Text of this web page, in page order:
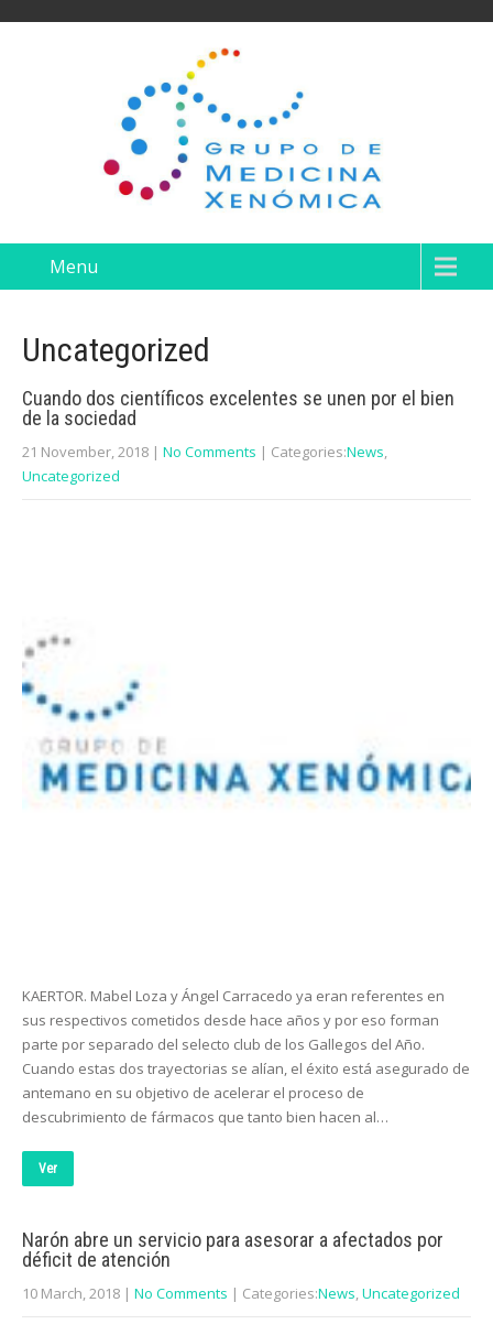
Menu
Uncategorized
Cuando dos científicos excelentes se unen por el bien
de la sociedad
21 November, 2018 | No Comments | Categories:News,
Uncategorized
KAERTOR. Mabel Loza y Ángel Carracedo ya eran referentes en
sus respectivos cometidos desde hace años y por eso forman
parte por separado del selecto club de los Gallegos del Año.
Cuando estas dos trayectorias se alían, el éxito está asegurado de
antemano en su objetivo de acelerar el proceso de
descubrimiento de fármacos que tanto bien hacen al…
Ver
Narón abre un servicio para asesorar a afectados por
déficit de atención
10 March, 2018 | No Comments | Categories:News,Uncategorized